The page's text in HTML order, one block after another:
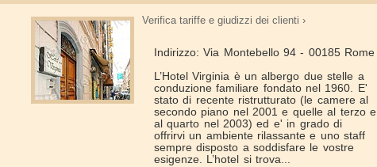
Verifica tariffe e giudizzi dei clienti ›
Indirizzo: Via Montebello 94 - 00185 Rome
L’Hotel Virginia è un albergo due stelle a
conduzione familiare fondato nel 1960. E'
stato di recente ristrutturato (le camere al
secondo piano nel 2001 e quelle al terzo e
al quarto nel 2003) ed e' in grado di
offrirvi un ambiente rilassante e uno staff
sempre disposto a soddisfare le vostre
esigenze. L’hotel si trova...